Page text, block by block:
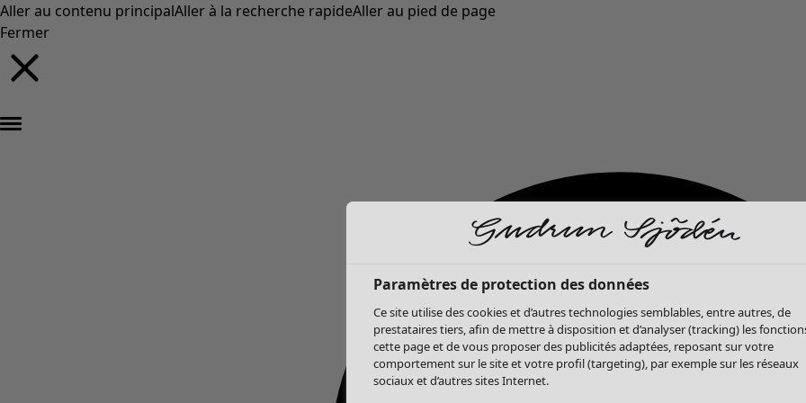
Aller au contenu principalAller à la recherche rapideAller au pied de page
Fermer
Paramètres de protection des données
Ce site utilise des cookies et d’autres technologies semblables, entre autres, de
prestataires tiers, afin de mettre à disposition et d’analyser (tracking) les
cette page et de vous proposer des publicités adaptées, reposant sur votre
comportement sur le site et votre profil (targeting), par exemple sur les réseaux
sociaux et d’autres sites Internet.